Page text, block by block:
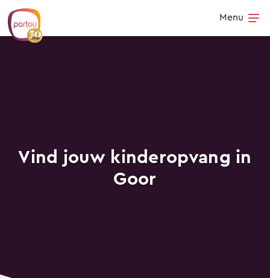
Skip to content
Menu
Vind jouw kinderopvang in
Goor